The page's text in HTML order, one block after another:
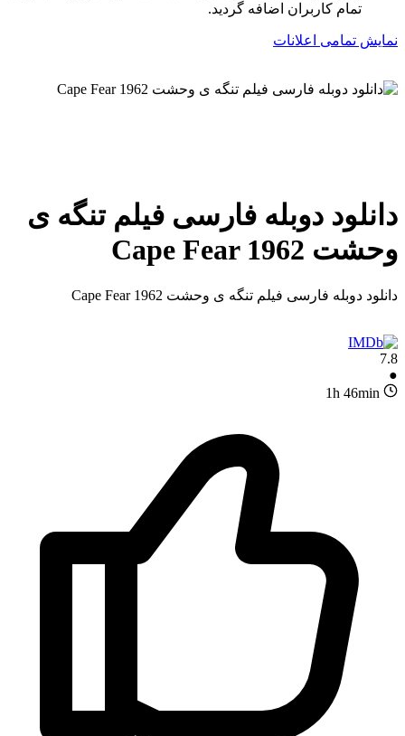
تمام کاربران اضافه گردید.
نمایش تمامی اعلانات
دانلود دوبله فارسی فیلم تنگه ی
وحشت Cape Fear 1962
دانلود دوبله فارسی فیلم تنگه ی وحشت Cape Fear 1962
7.8
●
1h 46min